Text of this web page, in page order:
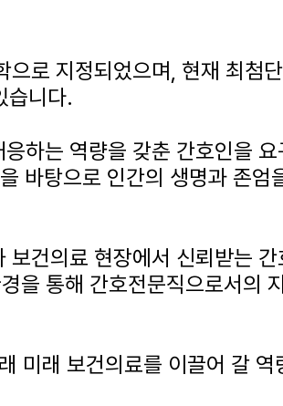
로 지정되었으며, 현재 최첨
습니다.
하는 역량을 갖춘 간호인을 요
바탕으로 인간의 생명과 존엄
건의료 현장에서 신뢰받는 간
을 통해 간호전문직으로서의
미래 보건의료를 이끌어 갈 역